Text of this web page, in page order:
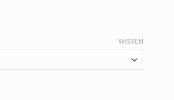
WISSEN